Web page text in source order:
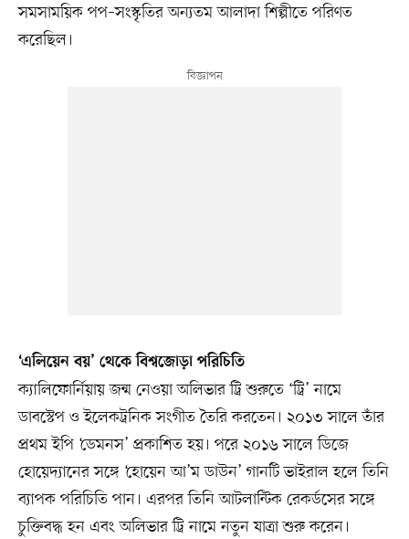
সমসাময়িক পপ–সংস্কৃতির অন্যতম আলাদা শিল্পীতে পরিণত
করেছিল।
‘এলিয়েন বয়’ থেকে বিশ্বজোড়া পরিচিতি
ক্যালিফোর্নিয়ায় জন্ম নেওয়া অলিভার ট্রি শুরুতে ‘ট্রি’ নামে
ডাবস্টেপ ও ইলেকট্রনিক সংগীত তৈরি করতেন। ২০১৩ সালে তাঁর
প্রথম ইপি ‘ডেমনস’ প্রকাশিত হয়। পরে ২০১৬ সালে ডিজে
হোয়েদ্যানের সঙ্গে ‘হোয়েন আ’ম ডাউন’ গানটি ভাইরাল হলে তিনি
ব্যাপক পরিচিতি পান। এরপর তিনি আটলান্টিক রেকর্ডসের সঙ্গে
চুক্তিবদ্ধ হন এবং অলিভার ট্রি নামে নতুন যাত্রা শুরু করেন।